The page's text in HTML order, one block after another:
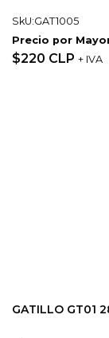
SkU:GAT1005
Precio por
$220 CLP + IVA
GATILLO GT01